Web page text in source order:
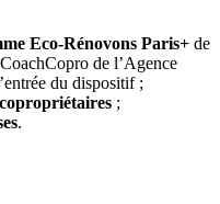
Eco-Rénovons Paris+ de
de l’Agence
du dispositif ;
;
.